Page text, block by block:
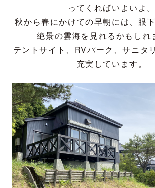
ってくればいよいよ。
秋から春にかけての早朝には、眼
絶景の雲海を見れるかもしれ
テントサイト、RVパーク、サニタ
充実しています。